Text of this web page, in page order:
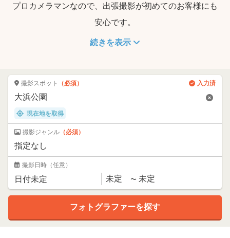
プロカメラマンなので、出張撮影が初めてのお客様にも
安心です。
続きを表示
撮影スポット （必須） 入力済
現在地を取得
撮影ジャンル （必須）
撮影日時 （任意）